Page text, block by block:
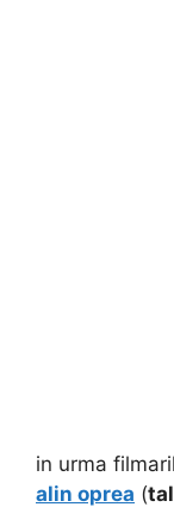
in urma
alin oprea (